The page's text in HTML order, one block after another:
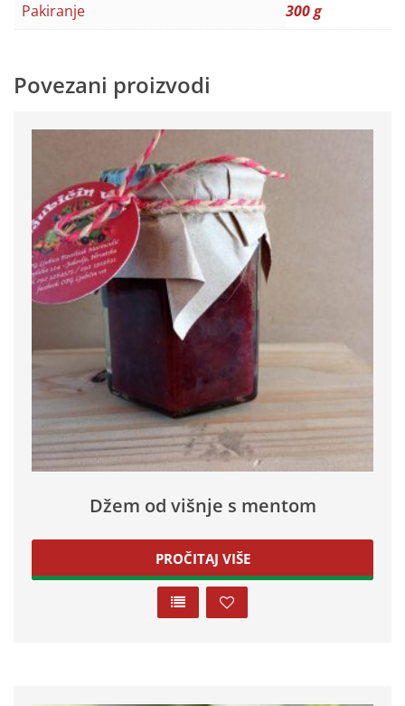
Pakiranje
300 g
Povezani proizvodi
Džem od višnje s mentom
PROČITAJ VIŠE